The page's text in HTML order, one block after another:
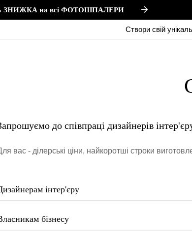
ЗНИЖКА на всі ФОТОШПАЛЕРИ
Створи свій
до співпраці дизайнерів
вас - ділерські ціни, найкоротші строки
інтер'єру
бізнесу